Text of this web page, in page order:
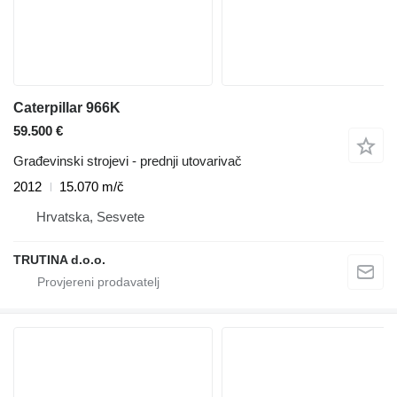
Caterpillar 966K
59.500 €
Građevinski strojevi - prednji utovarivač
2012
15.070 m/č
Hrvatska, Sesvete
TRUTINA d.o.o.